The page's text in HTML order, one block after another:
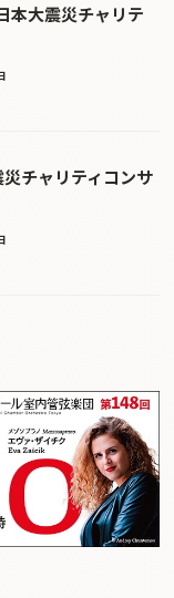
本大震災チャリテ
チャリティコンサ